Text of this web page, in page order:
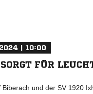
| 10:00
FÜR
und der SV 1920